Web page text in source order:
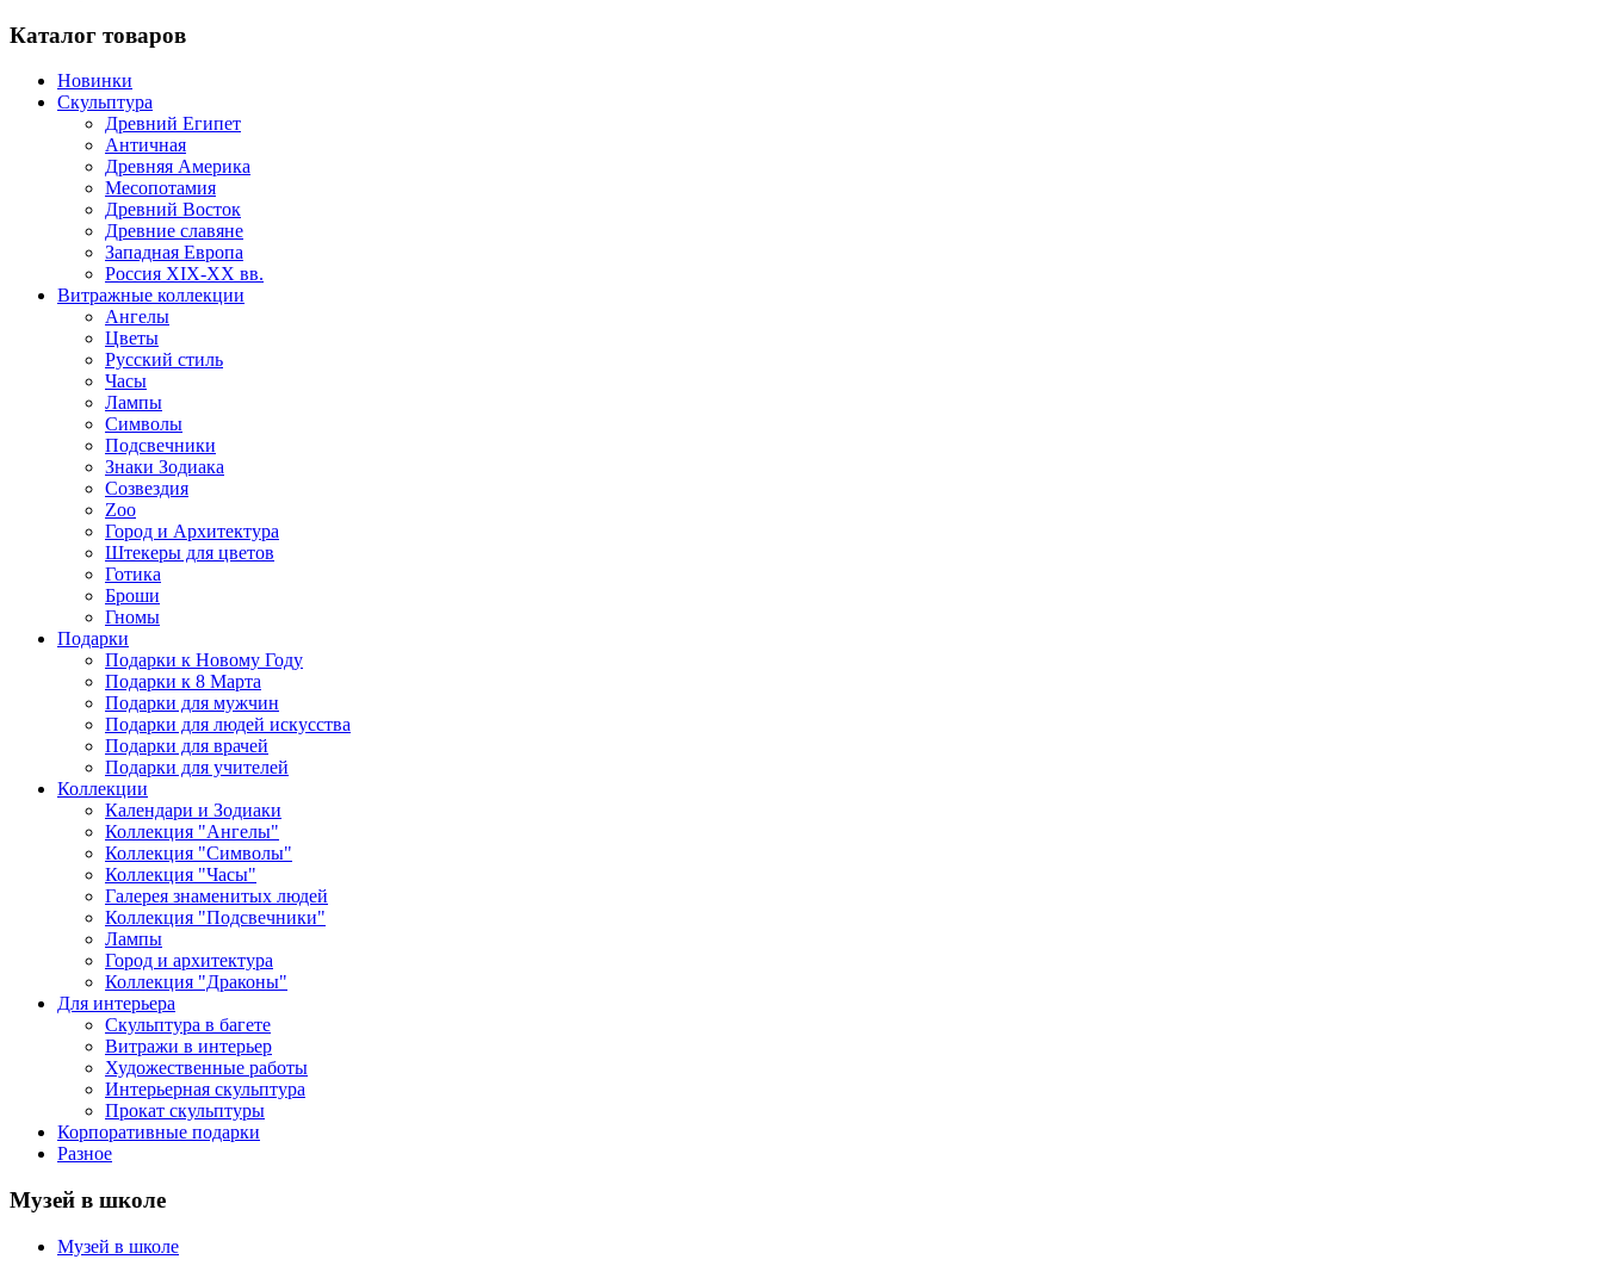
Каталог товаров
Новинки
Скульптура
Древний Египет
Античная
Древняя Америка
Месопотамия
Древний Восток
Древние славяне
Западная Европа
Россия XIX-XX вв.
Витражные коллекции
Ангелы
Цветы
Русский стиль
Часы
Лампы
Символы
Подсвечники
Знаки Зодиака
Созвездия
Zoo
Город и Архитектура
Штекеры для цветов
Готика
Броши
Гномы
Подарки
Подарки к Новому Году
Подарки к 8 Марта
Подарки для мужчин
Подарки для людей искусства
Подарки для врачей
Подарки для учителей
Коллекции
Календари и Зодиаки
Коллекция "Ангелы"
Коллекция "Символы"
Коллекция "Часы"
Галерея знаменитых людей
Коллекция "Подсвечники"
Лампы
Город и архитектура
Коллекция "Драконы"
Для интерьера
Скульптура в багете
Витражи в интерьер
Художественные работы
Интерьерная скульптура
Прокат скульптуры
Корпоративные подарки
Разное
Музей в школе
Музей в школе